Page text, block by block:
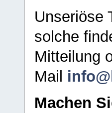
Unseriöse
solche
Mitteilung
Mail
Machen